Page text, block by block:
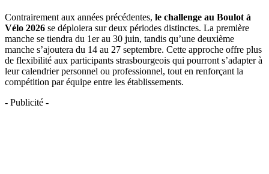
Contrairement aux années précédentes, le challenge au Boulot à
Vélo 2026 se déploiera sur deux périodes distinctes. La première
manche se tiendra du 1er au 30 juin, tandis qu’une deuxième
manche s’ajoutera du 14 au 27 septembre. Cette approche offre plus
de flexibilité aux participants strasbourgeois qui pourront s’adapter à
leur calendrier personnel ou professionnel, tout en renforçant la
compétition par équipe entre les établissements.
- Publicité -